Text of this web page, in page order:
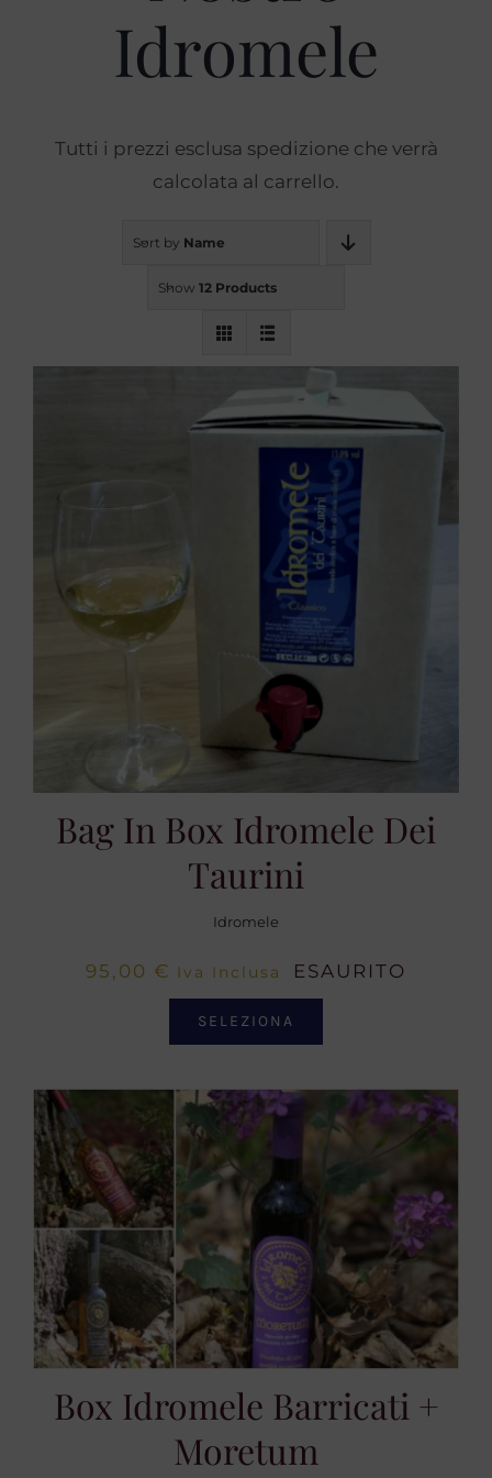
Idromele
Tutti i prezzi esclusa spedizione che verrà
calcolata al carrello.
Sort by Name
Show 12 Products
Bag In Box Idromele Dei
Taurini
Idromele
95,00 € Iva Inclusa ESAURITO
SELEZIONA
Box Idromele Barricati +
Moretum